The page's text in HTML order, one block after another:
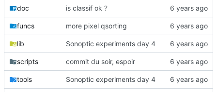
doc is classif ok ?
funcs more pixel qsorting
lib Sonoptic experiments day 4
scripts commit du soir, espoir
tools Sonoptic experiments day 4